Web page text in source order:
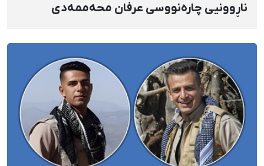
ناڕوونیی چارەنووسی عرفان محەممەدی